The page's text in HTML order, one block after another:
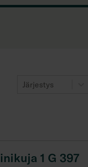
Järjestys
1 G 397